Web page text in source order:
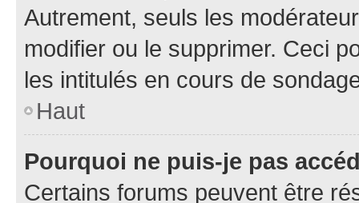
Autrement, seuls les
modifier ou le supprimer. Ceci
les intitulés en cours de
Haut
Pourquoi ne puis-je pas
Certains forums peuvent être